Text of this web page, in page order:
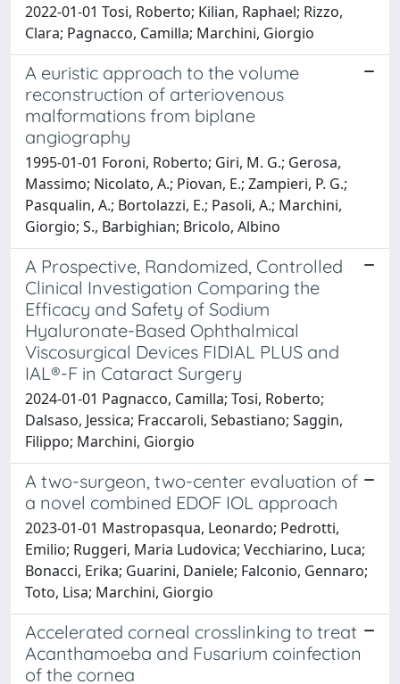
2022-01-01 Tosi, Roberto; Kilian, Raphael; Rizzo,
Clara; Pagnacco, Camilla; Marchini, Giorgio
A euristic approach to the volume
reconstruction of arteriovenous
malformations from biplane
angiography
1995-01-01 Foroni, Roberto; Giri, M. G.; Gerosa,
Massimo; Nicolato, A.; Piovan, E.; Zampieri, P. G.;
Pasqualin, A.; Bortolazzi, E.; Pasoli, A.; Marchini,
Giorgio; S., Barbighian; Bricolo, Albino
A Prospective, Randomized, Controlled
Clinical Investigation Comparing the
Efficacy and Safety of Sodium
Hyaluronate-Based Ophthalmical
Viscosurgical Devices FIDIAL PLUS and
IAL®-F in Cataract Surgery
2024-01-01 Pagnacco, Camilla; Tosi, Roberto;
Dalsaso, Jessica; Fraccaroli, Sebastiano; Saggin,
Filippo; Marchini, Giorgio
A two-surgeon, two-center evaluation of
a novel combined EDOF IOL approach
2023-01-01 Mastropasqua, Leonardo; Pedrotti,
Emilio; Ruggeri, Maria Ludovica; Vecchiarino, Luca;
Bonacci, Erika; Guarini, Daniele; Falconio, Gennaro;
Toto, Lisa; Marchini, Giorgio
Accelerated corneal crosslinking to treat
Acanthamoeba and Fusarium coinfection
of the cornea